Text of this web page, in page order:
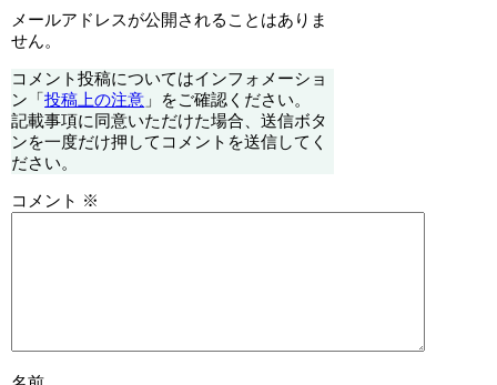
メールアドレスが公開されることはありま
せん。
コメント投稿についてはインフォメーショ
ン「投稿上の注意 」をご確認ください。
記載事項に同意いただけた場合、送信ボタ
ンを一度だけ押してコメントを送信してく
ださい。
コメント ※